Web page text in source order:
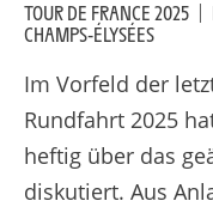
TOUR DE FRANCE 2025 |
CHAMPS-ÉLYSÉES
Im Vorfeld der
Rundfahrt 2025
heftig über das
diskutiert. Aus